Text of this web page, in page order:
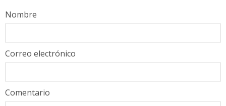
Comentario
Nombre
Correo electrónico